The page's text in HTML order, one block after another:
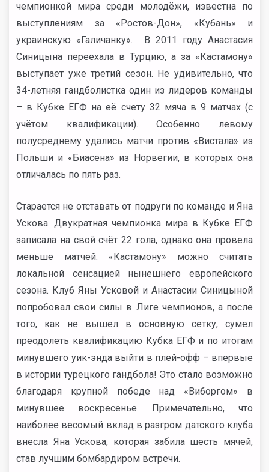
чемпионкой мира среди молодёжи, известна по
выступлениям за «Ростов-Дон», «Кубань» и
украинскую «Галичанку». В 2011 году Анастасия
Синицына переехала в Турцию, а за «Кастамону»
выступает уже третий сезон. Не удивительно, что
34-летняя гандболистка один из лидеров команды
– в Кубке ЕГФ на её счету 32 мяча в 9 матчах (с
учётом квалификации). Особенно левому
полусреднему удались матчи против «Вистала» из
Польши и «Биасена» из Норвегии, в которых она
отличалась по пять раз.
Старается не отставать от подруги по команде и Яна
Ускова. Двукратная чемпионка мира в Кубке ЕГФ
записала на свой счёт 22 гола, однако она провела
меньше матчей. «Кастамону» можно считать
локальной сенсацией нынешнего европейского
сезона. Клуб Яны Усковой и Анастасии Синицыной
попробовал свои силы в Лиге чемпионов, а после
того, как не вышел в основную сетку, сумел
преодолеть квалификацию Кубка ЕГФ и по итогам
минувшего уик-энда выйти в плей-офф – впервые
в истории турецкого гандбола! Это стало возможно
благодаря крупной победе над «Виборгом» в
минувшее воскресенье. Примечательно, что
наиболее весомый вклад в разгром датского клуба
внесла Яна Ускова, которая забила шесть мячей,
став лучшим бомбардиром встречи.